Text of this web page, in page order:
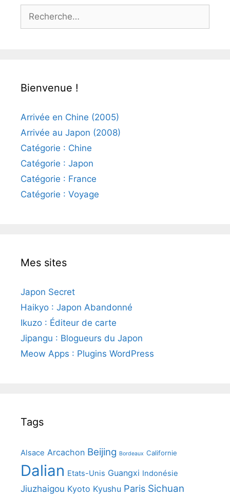
Bienvenue !
Arrivée en Chine (2005)
Arrivée au Japon (2008)
Catégorie : Chine
Catégorie : Japon
Catégorie : France
Catégorie : Voyage
Mes sites
Japon Secret
Haikyo : Japon Abandonné
Ikuzo : Éditeur de carte
Jipangu : Blogueurs du Japon
Meow Apps : Plugins WordPress
Tags
Alsace Arcachon Beijing Bordeaux Californie
Dalian Etats-Unis Guangxi Indonésie
Jiuzhaigou Kyoto Kyushu Paris Sichuan